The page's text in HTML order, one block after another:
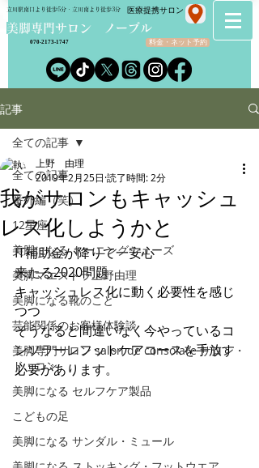
​美脚専門サロン ノーブル
立川駅南口より徒歩5分・立川南より徒歩3分
料金・ネット予約
070-2173-1747
​医療提携サロン
記事
全ての記事
番外編（笑）
12星座
美脚になる トーニングシューズ
美脚マエストラ上野由理
美脚になる靴のこと
芸能関係のお客様体験談
美脚専門サロン salon de consolare サロン・
ド・コン
美脚になる セルフケア製品
こどもの足
美脚になる サンダル・ミュール
全ての記事
我がサロンもキャッシュ
レス化しようかと
上野 由理
2019年2月25日 読了時間: 2分
IT補助金が降りて一安心
来たる2020問題
キャッシュレス化に動く必要性を感じ
つつ
そうなると間違いなく今やっているコ
ンソラーレフットケアコースを手放す
必要があります。